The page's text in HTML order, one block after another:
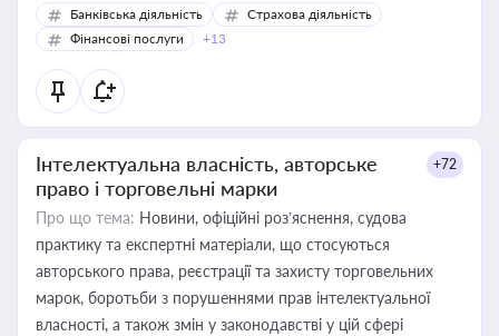
Банківська діяльність
Страхова діяльність
Фінансові послуги
+13
Інтелектуальна власність, авторське
право і торговельні марки
+72
Про що тема: Новини, офіційні роз’яснення, судова
практику та експертні матеріали, що стосуються
авторського права, реєстрації та захисту торговельних
марок, боротьби з порушеннями прав інтелектуальної
власності, а також змін у законодавстві у цій сфері